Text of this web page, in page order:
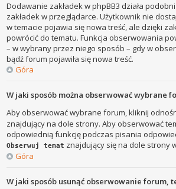
Dodawanie zakładek w phpBB3 działa
zakładek w przeglądarce. Użytkownik nie
w temacie pojawia się nowa treść, ale dzięki
powrócić do tematu. Funkcja obserwowania
– w wybrany przez niego sposób – gdy w
bądź forum pojawiła się nowa treść.
Góra
W jaki sposób można obserwować wybrane
Aby obserwować wybrane forum, kliknij
znajdujący na dole strony. Aby obserwować
odpowiednią funkcję podczas pisania
Obserwuj temat znajdujący się na dole strony
Góra
W jaki sposób usunąć obserwowanie forum,